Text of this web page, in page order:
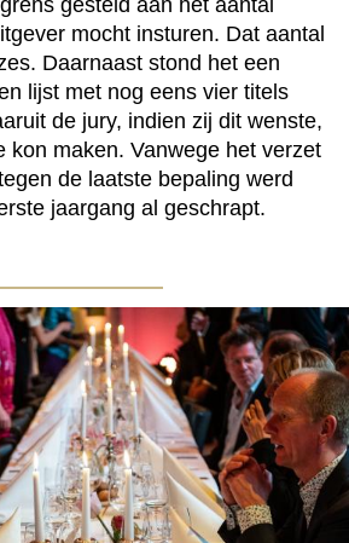
gesteld aan het aantal
mocht insturen. Dat aantal
Daarnaast stond het een
lijst met nog eens vier titels
de jury, indien zij dit wenste,
kon maken. Vanwege het verzet
de laatste bepaling werd
jaargang al geschrapt.